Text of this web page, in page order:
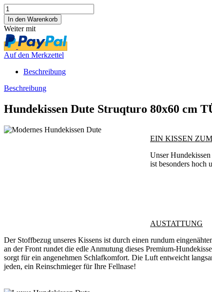
Weiter mit
Auf den Merkzettel
Beschreibung
Beschreibung
Hundekissen Dute Struqturo 80x60 cm
EIN KISSEN
Unser
ist besonders hoch
AUSTATTUNG
Der Stoffbezug unseres Kissens ist durch einen rundum
an der Front rundet die edle Anmutung dieses Premium-
sorgt für ein angenehmen Schlafkomfort. Die Luft entweicht
jeden, ein Reinschmieger für Ihre Fellnase!